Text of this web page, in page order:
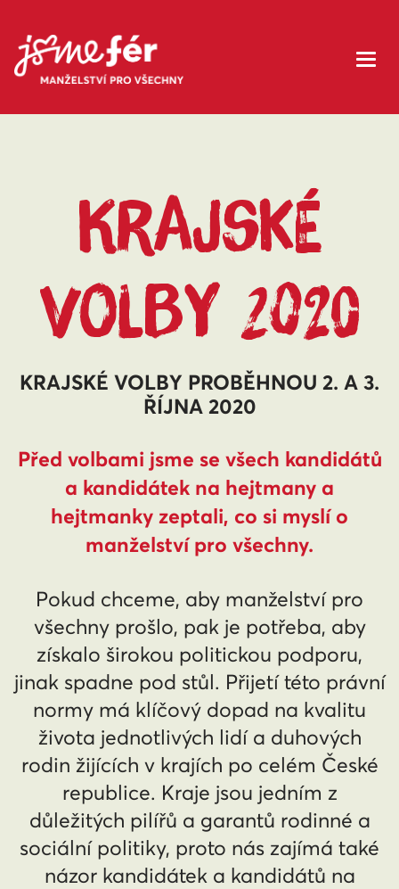
KRAJSKÉ
VOLBY 2020
KRAJSKÉ VOLBY PROBĚHNOU 2. A 3.
ŘÍJNA 2020
Před volbami jsme se všech kandidátů
a kandidátek na hejtmany a
hejtmanky zeptali, co si myslí o
manželství pro všechny.
Pokud chceme, aby manželství pro
všechny prošlo, pak je potřeba, aby
získalo širokou politickou podporu,
jinak spadne pod stůl. Přijetí této právní
normy má klíčový dopad na kvalitu
života jednotlivých lidí a duhových
rodin žijících v krajích po celém České
republice. Kraje jsou jedním z
důležitých pilířů a garantů rodinné a
sociální politiky, proto nás zajímá také
názor kandidátek a kandidátů na